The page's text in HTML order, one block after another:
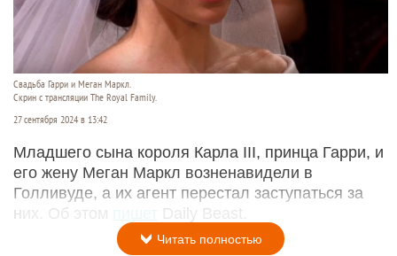
Свадьба Гарри и Меган Маркл.
Скрин с трансляции The Royal Family.
27 сентября 2024 в 13:42
Младшего сына короля Карла III, принца Гарри, и
его жену Меган Маркл возненавидели в
Голливуде, а их агент перестал заступаться за
них. Об этом
Daily Beast.
Читать полностью